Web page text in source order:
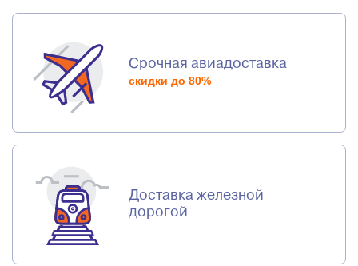
Срочная авиадоставка
скидки до 80%
Доставка железной
дорогой